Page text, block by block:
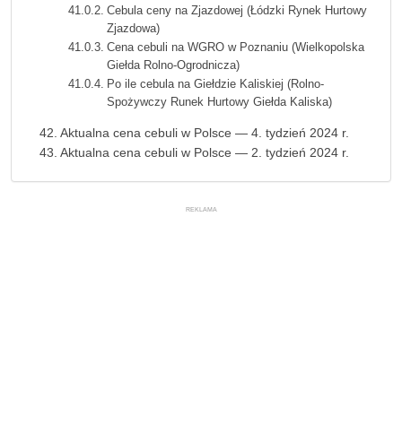
Cebula ceny na Zjazdowej (Łódzki Rynek Hurtowy
Zjazdowa)
Cena cebuli na WGRO w Poznaniu (Wielkopolska
Giełda Rolno-Ogrodnicza)
Po ile cebula na Giełdzie Kaliskiej (Rolno-
Spożywczy Runek Hurtowy Giełda Kaliska)
Aktualna cena cebuli w Polsce — 4. tydzień 2024 r.
Aktualna cena cebuli w Polsce — 2. tydzień 2024 r.
REKLAMA